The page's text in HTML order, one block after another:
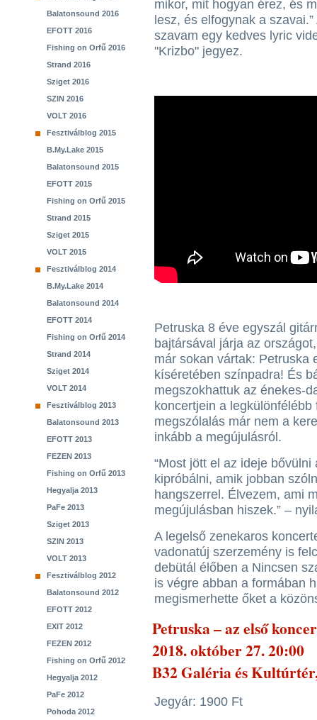
Balatonsound 2016
EFOTT 2016
Fishing on Orfű 2016
Strand 2016
Sziget 2016
SZIN 2016
VOLT 2016
Fesztiválblog 2015
B.My.Lake 2015
Balatonsound 2015
EFOTT 2015
Fishing on Orfű 2015
Strand 2015
Sziget 2015
VOLT 2015
Fesztiválblog 2014
B.My.Lake 2014
Balatonsound 2014
EFOTT 2014
Fishing on Orfű 2014
Strand 2014
Sziget 2014
VOLT 2014
Fesztiválblog 2013
Balatonsound 2013
EFOTT 2013
FEZEN 2013
Fishing on Orfű 2013
Hegyalja 2013
PaFe 2013
Sziget 2013
SZIN 2013
VOLT 2013
Fesztiválblog 2012
Balatonsound 2012
EFOTT 2012
EXIT 2012
FEZEN 2012
Fishing on Orfű 2012
Hegyalja 2012
PaFe 2012
Pohoda 2012
mikor, mit hogyan érez, és
lesz, és elfogynak a
szavam egy kedves lyric
"Krizbo" jegyez.
Petruska 8 éve egyszál
bajtársával járja az
már sokan vártak: Petruska
kíséretében színpadra! És
megszokhattuk az énekes-
koncertjein a
megszólalás már nem a
inkább a megújulásról.
“Most jött el az ideje
kipróbálni, amik jobban
hangszerrel. Élvezem, ami
megújulásban hiszek.” –
A legelső zenekaros
vadonatúj szerzemény is
debütál élőben a Nincsen
is végre abban a formában
megismerhette őket a
Petruska – az első
2018. október 27. 20:00
B32 Galéria és
Jegyár: 1900 Ft